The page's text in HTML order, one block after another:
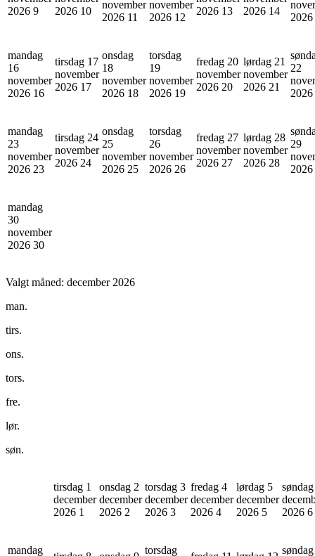
2026 9
2026 10
november
2026 11
november
2026 12
2026 13
2026 14
2026
mandag
16
november
2026 16
tirsdag 17
november
2026 17
onsdag
18
november
2026 18
torsdag
19
november
2026 19
fredag 20
november
2026 20
lørdag 21
november
2026 21
22
2026
mandag
23
november
2026 23
tirsdag 24
november
2026 24
onsdag
25
november
2026 25
torsdag
26
november
2026 26
fredag 27
november
2026 27
lørdag 28
november
2026 28
29
2026
mandag
30
november
2026 30
Valgt måned: december 2026
man.
tirs.
ons.
tors.
fre.
lør.
søn.
tirsdag 1
december
2026 1
onsdag 2
december
2026 2
torsdag 3
december
2026 3
fredag 4
december
2026 4
lørdag 5
december
2026 5
2026 6
mandag torsdag søndag